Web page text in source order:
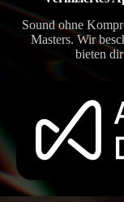
Sound ohne
Masters. Wir
bieten